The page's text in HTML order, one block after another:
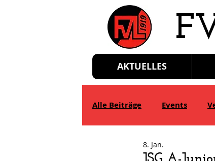
AKTUELLES
Alle Beiträge Events
E-Jgd.
8. Jan.